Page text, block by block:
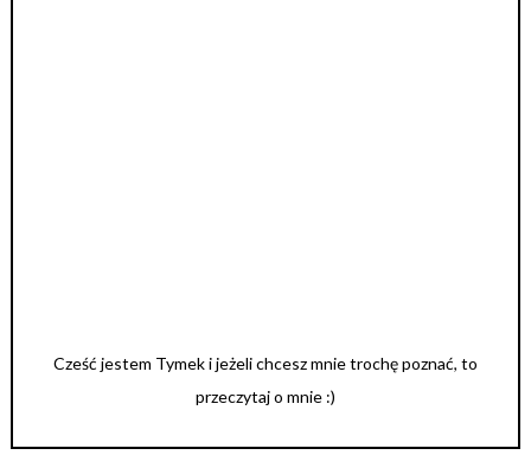
Cześć jestem Tymek i jeżeli chcesz mnie trochę poznać, to
przeczytaj o mnie :)